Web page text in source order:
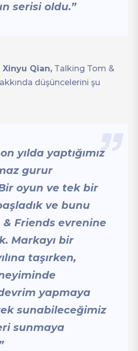
serisi oldu.”
Xinyu Qian, Talking Tom &
düşüncelerini şu
yılda yaptığımız
gurur
oyun ve tek bir
ve bunu
& Friends evrenine
Markayı bir
taşırken,
yapmaya
sunabileceğimiz
sunmaya